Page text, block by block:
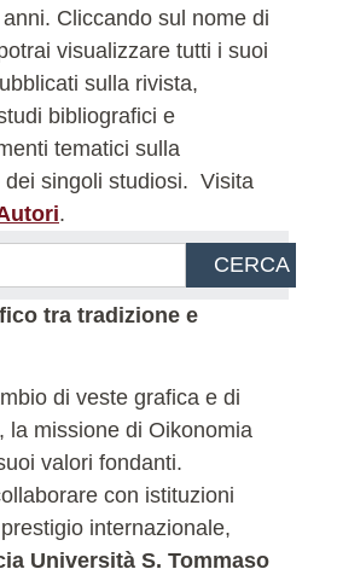
Cliccando sul nome di
visualizzare tutti i suoi
sulla rivista,
bibliografici e
tematici sulla
singoli studiosi. Visita
.
CERCA
tra tradizione e
di veste grafica e di
la missione di Oikonomia
valori fondanti.
con istituzioni
internazionale,
Università S. Tommaso